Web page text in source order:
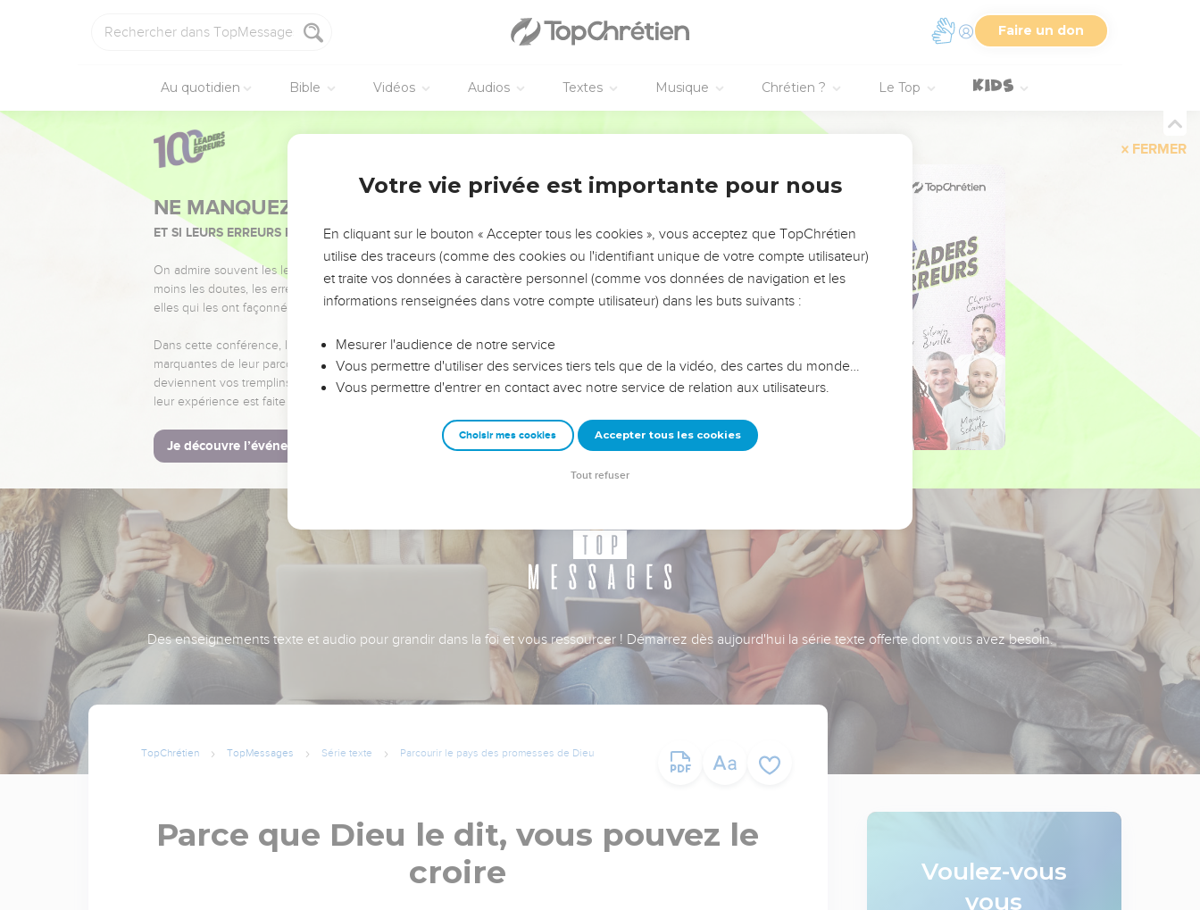
Faire un don
Au quotidien Bible Vidéos Audios Textes Musique Chrétien ? Le Top
FERMER
NE MANQUEZ PAS L’ÉVÉNEMENT DE L’ANNÉE !
ET SI LEURS ERREURS POUVAIENT VOUS ÉVITER LES VOTRES ?
On admire souvent les leaders pour leurs réussites, leur impact, leur foi ou leur vision. Mais on voit
moins les doutes, les erreurs et les saisons difficiles qu'ils ont traversés, alors même que ce sont
elles qui les ont façonnés.
Dans cette conférence, leaders, entrepreneurs, et responsables reviennent sur les erreurs
marquantes de leur parcours et les clés pour avancer avec plus de sagesse afin que leurs erreurs
deviennent vos tremplins. Que vous guidiez un ministère, une équipe, un groupe ou une famille,
leur expérience est faite pour vous.
Je découvre l’événement
Des enseignements texte et audio pour grandir dans la foi et vous ressourcer ! Démarrez dès aujourd'hui la série texte offerte dont vous avez besoin.
TopChrétien TopMessages Série texte Parcourir le pays des promesses de Dieu
Parce que Dieu le dit, vous pouvez le
croire
Voulez-vous
vous
Votre vie privée est importante pour nous
En cliquant sur le bouton « Accepter tous les cookies », vous acceptez que TopChrétien
utilise des traceurs (comme des cookies ou l'identifiant unique de votre compte utilisateur)
et traite vos données à caractère personnel (comme vos données de navigation et les
informations renseignées dans votre compte utilisateur) dans les buts suivants :
Mesurer l'audience de notre service
Vous permettre d'utiliser des services tiers tels que de la vidéo, des cartes du monde…
Vous permettre d'entrer en contact avec notre service de relation aux utilisateurs.
Choisir mes cookies Accepter tous les cookies
Tout refuser